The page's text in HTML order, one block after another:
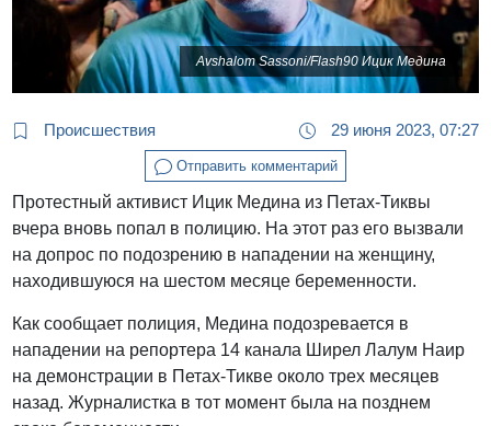
Avshalom Sassoni/Flash90 Ицик Медина
Происшествия 29 июня 2023, 07:27
Отправить комментарий
Протестный активист Ицик Медина из Петах-Тиквы
вчера вновь попал в полицию. На этот раз его вызвали
на допрос по подозрению в нападении на женщину,
находившуюся на шестом месяце беременности.
Как сообщает полиция, Медина подозревается в
нападении на репортера 14 канала Ширел Лалум Наир
на демонстрации в Петах-Тикве около трех месяцев
назад. Журналистка в тот момент была на позднем